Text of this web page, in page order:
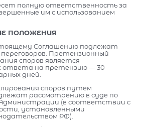
полную ответственность за
им с использованием
ПОЛОЖЕНИЯ
Соглашению подлежат
Претензионный
споров является
ответа на претензию — 30
дней.
споров путем
рассмотрению в суде по
(в соответствии с
установленными
РФ).